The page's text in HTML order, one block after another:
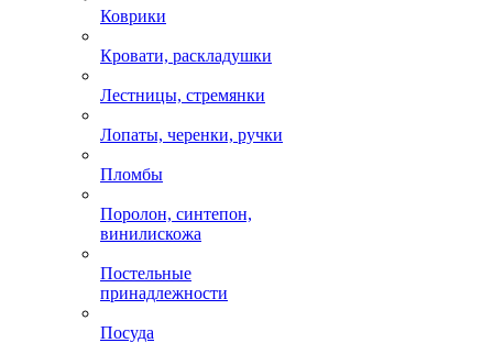
Коврики
Кровати, раскладушки
Лестницы, стремянки
Лопаты, черенки, ручки
Пломбы
Поролон, синтепон,
винилискожа
Постельные
принадлежности
Посуда